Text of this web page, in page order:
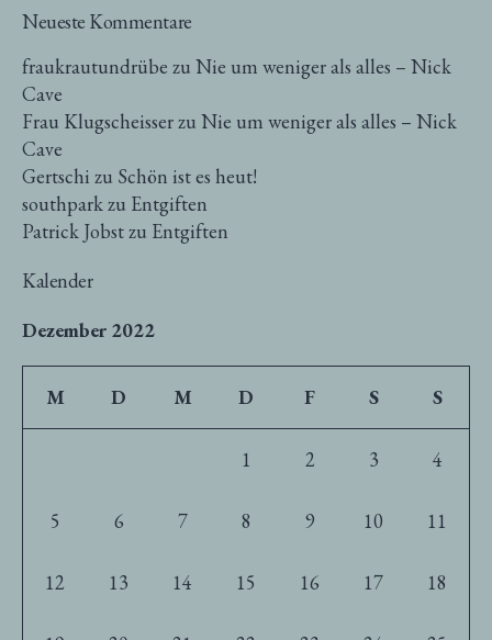
Neueste Kommentare
fraukrautundrübe zu Nie um weniger als alles – Nick
Cave
Frau Klugscheisserzu Nie um weniger als alles – Nick
Cave
Gertschi zu Schön ist es heut!
southparkzu Entgiften
Patrick Jobstzu Entgiften
Kalender
Dezember 2022
M D M D F S S
1 2 3 4
5 6 7 8 9 10 11
12 13 14 15 16 17 18